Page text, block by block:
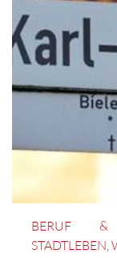
BERUF &
STADTLEBEN,